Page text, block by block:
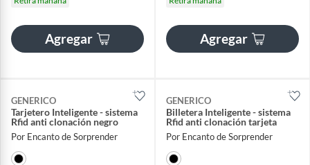
Agregar Agregar
GENERICO
Tarjetero Inteligente - sistema
Rfid anti clonación negro
Por Encanto de Sorprender
GENERICO
Billetera Inteligente - sistema
Rfid anti clonación tarjeta
Por Encanto de Sorprender